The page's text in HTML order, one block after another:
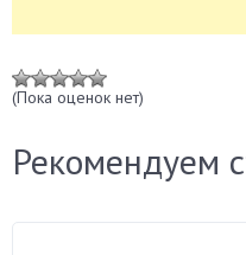
(Пока оценок нет)
Рекомендуем